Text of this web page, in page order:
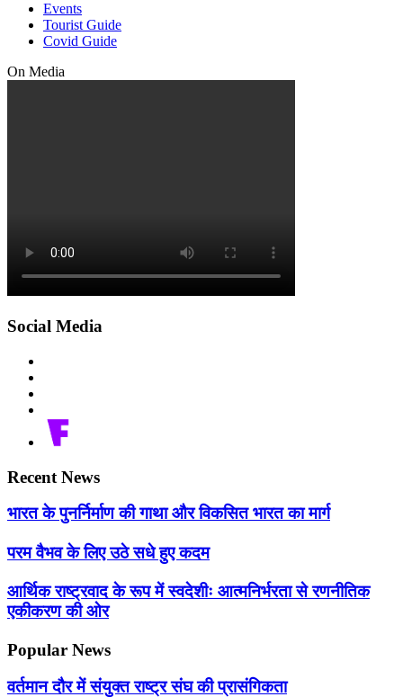
Events
Tourist Guide
Covid Guide
On Media
Social Media
Recent News
भारत के पुनर्निर्माण की गाथा और विकसित भारत का मार्ग
परम वैभव के लिए उठे सधे हुए कदम
आर्थिक राष्ट्रवाद के रूप में स्वदेशीः आत्मनिर्भरता से रणनीतिक
एकीकरण की ओर
Popular News
वर्तमान दौर में संयुक्त राष्ट्र संघ की प्रासंगिकता